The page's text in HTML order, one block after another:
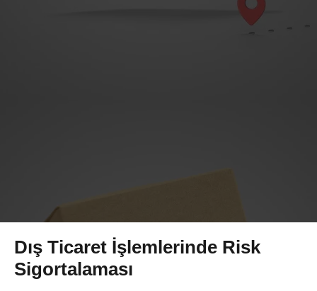
Dış Ticaret İşlemlerinde Risk
Sigortalaması